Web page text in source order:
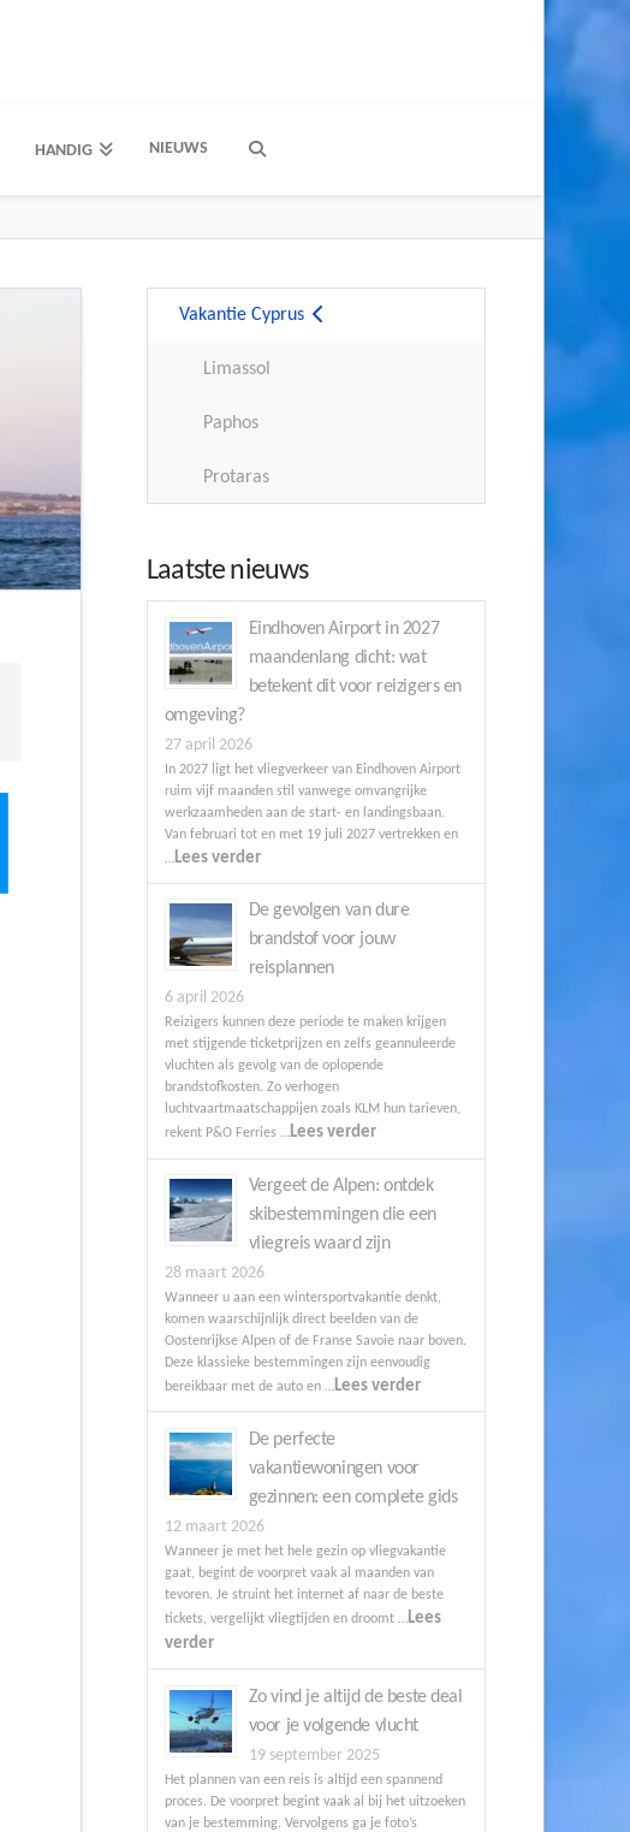
HANDIG NIEUWS
Vakantie Cyprus
Limassol
Paphos
Protaras
Laatste nieuws
Eindhoven Airport in 2027
maandenlang dicht: wat
betekent dit voor reizigers en
omgeving?
27 april 2026
In 2027 ligt het vliegverkeer van Eindhoven Airport
ruim vijf maanden stil vanwege omvangrijke
werkzaamheden aan de start- en landingsbaan.
Van februari tot en met 19 juli 2027 vertrekken en
…Lees verder
De gevolgen van dure
brandstof voor jouw
reisplannen
6 april 2026
Reizigers kunnen deze periode te maken krijgen
met stijgende ticketprijzen en zelfs geannuleerde
vluchten als gevolg van de oplopende
brandstofkosten. Zo verhogen
luchtvaartmaatschappijen zoals KLM hun tarieven,
rekent P&O Ferries …Lees verder
Vergeet de Alpen: ontdek
skibestemmingen die een
vliegreis waard zijn
28 maart 2026
Wanneer u aan een wintersportvakantie denkt,
komen waarschijnlijk direct beelden van de
Oostenrijkse Alpen of de Franse Savoie naar boven.
Deze klassieke bestemmingen zijn eenvoudig
bereikbaar met de auto en …Lees verder
De perfecte
vakantiewoningen voor
gezinnen: een complete gids
12 maart 2026
Wanneer je met het hele gezin op vliegvakantie
gaat, begint de voorpret vaak al maanden van
tevoren. Je struint het internet af naar de beste
tickets, vergelijkt vliegtijden en droomt …Lees
verder
Zo vind je altijd de beste deal
voor je volgende vlucht
19 september 2025
Het plannen van een reis is altijd een spannend
proces. De voorpret begint vaak al bij het uitzoeken
van je bestemming. Vervolgens ga je foto’s